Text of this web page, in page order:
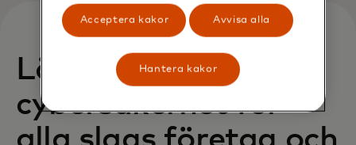
Lösningar för
cybersäkerhet för
Acceptera kakor Avvisa alla
Hantera kakor